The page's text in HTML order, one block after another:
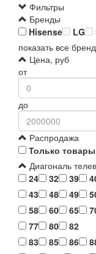
Фильтры
Бренды
Hisense
LG
показать все
Цена, руб
от
до
Распродажа
Только
Диагональ
24
32 39
43
48 49
58
60 65
77
80
82
83
85 86